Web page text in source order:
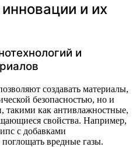
и их
и
создавать материалы,
безопасностью, но и
как антивлажностные,
свойства. Например,
с добавками
вредные газы.